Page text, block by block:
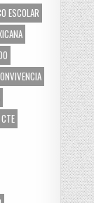
ESCOLAR
CTE